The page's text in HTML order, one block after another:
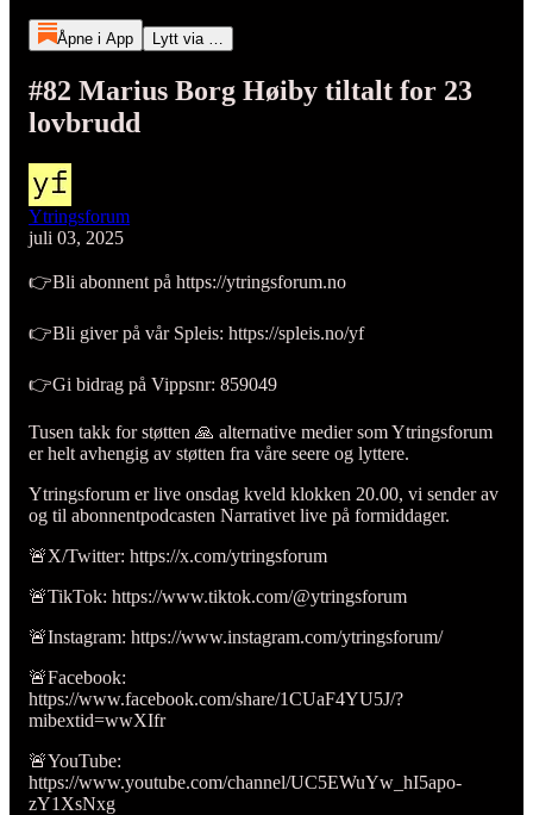
Åpne i App Lytt via …
#82 Marius Borg Høiby tiltalt for 23
lovbrudd
Ytringsforum
juli 03, 2025
👉Bli abonnent på https://ytringsforum.no
👉Bli giver på vår Spleis: https://spleis.no/yf
👉Gi bidrag på Vippsnr: 859049
Tusen takk for støtten 🙏 alternative medier som Ytringsforum
er helt avhengig av støtten fra våre seere og lyttere.
Ytringsforum er live onsdag kveld klokken 20.00, vi sender av
og til abonnentpodcasten Narrativet live på formiddager.
🚨X/Twitter: https://x.com/ytringsforum
🚨TikTok: https://www.tiktok.com/@ytringsforum
🚨Instagram: https://www.instagram.com/ytringsforum/
🚨Facebook:
https://www.facebook.com/share/1CUaF4YU5J/?
mibextid=wwXIfr
🚨YouTube:
https://www.youtube.com/channel/UC5EWuYw_hI5apo-
zY1XsNxg